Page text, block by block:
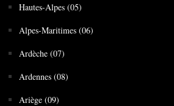
Hautes-Alpes (05)
Alpes-Maritimes (06)
Ardèche (07)
Ardennes (08)
Ariège (09)